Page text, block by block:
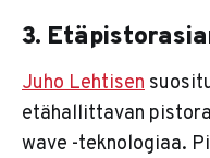
3.
Juho Lehtisen
etähallittavan
wave -teknologiaa.